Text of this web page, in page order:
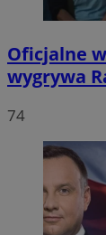
Oficjalne
wygrywa
74